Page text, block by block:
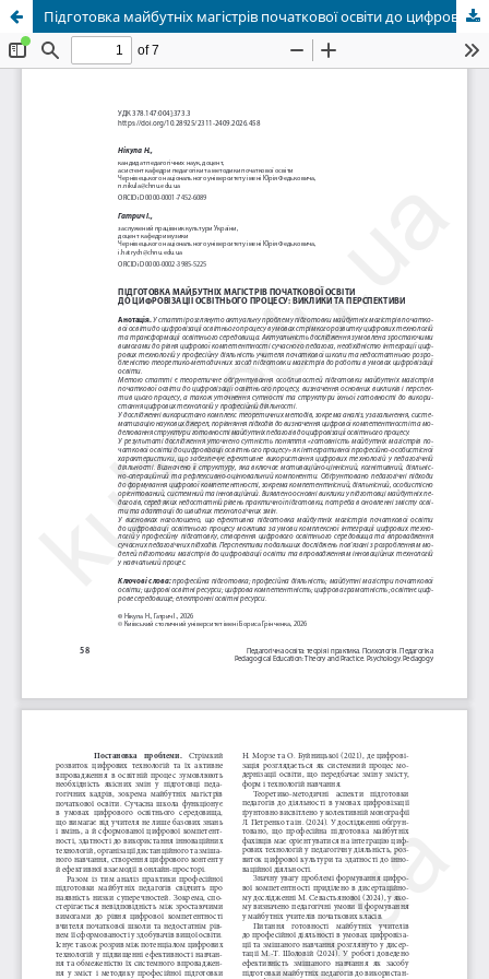
Підготовка майбутніх магістрів початкової освіти до цифровізації освітнього процесу: виклики та перспективи